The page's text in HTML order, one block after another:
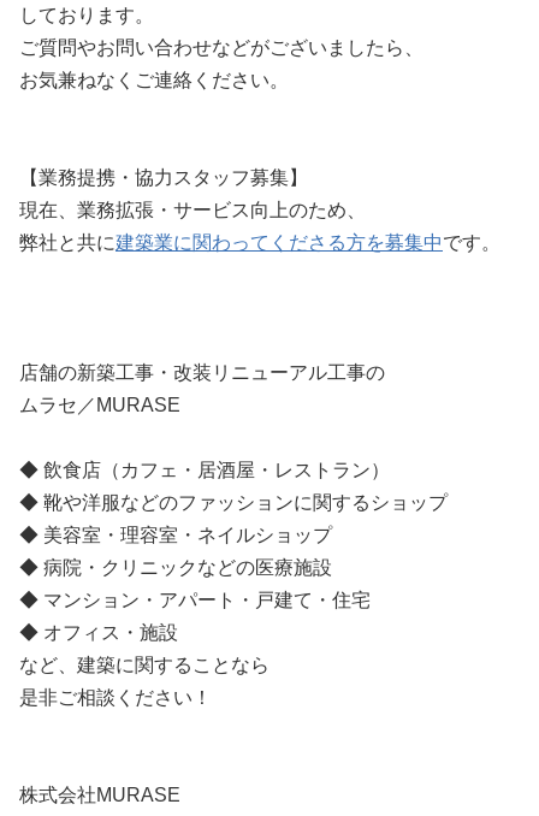
しております。
ご質問やお問い合わせなどがございましたら、
お気兼ねなくご連絡ください。
【業務提携・協力スタッフ募集】
現在、業務拡張・サービス向上のため、
弊社と共に建築業に関わってくださる方を募集中です。
店舗の新築工事・改装リニューアル工事の
ムラセ／MURASE
◆ 飲食店（カフェ・居酒屋・レストラン）
◆ 靴や洋服などのファッションに関するショップ
◆ 美容室・理容室・ネイルショップ
◆ 病院・クリニックなどの医療施設
◆ マンション・アパート・戸建て・住宅
◆ オフィス・施設
など、建築に関することなら
是非ご相談ください！
株式会社MURASE